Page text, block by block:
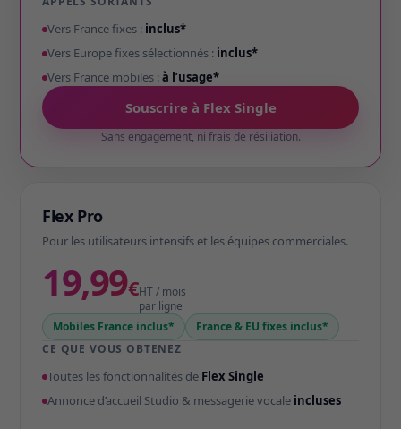
Vers France fixes : inclus*
Vers Europe fixes sélectionnés : inclus*
Vers France mobiles :à l’usage*
Souscrire à Flex Single
Sans engagement, ni frais de résiliation.
Flex Pro
Pour les utilisateurs intensifs et les équipes commerciales.
19,99€HT / mois
par ligne
Mobiles France inclus*
France & EU fixes inclus*
CE QUE VOUS OBTENEZ
Toutes les fonctionnalités de Flex Single
Annonce d’accueil Studio & messagerie vocale incluses